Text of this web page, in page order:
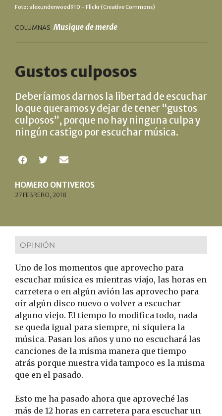
Foto: alexunderwood910 - Flickr (Creative Commons)
COLUMNAS Musique de merde
Gustos culposos
Deberíamos darnos la libertad de escuchar
lo que queramos y dejar de tener “gustos
culposos”, porque no hay ninguna culpa y
ningún castigo por escuchar música.
HOMERO ONTIVEROS
27 FEBRERO, 2018
OPINIÓN
Uno de los momentos que aprovecho para
escuchar música es mientras viajo, las horas en
carretera o en algún avión las aprovecho para
oír algún disco nuevo o volver a escuchar
alguno viejo. El tiempo lo modifica todo, nada
se queda igual para siempre, ni siquiera la
música. Pasan los años y uno no escuchará las
canciones de la misma manera que tiempo
atrás porque nuestra vida tampoco es la misma
que en el pasado.
Esto me ha pasado ahora que aproveché las
más de 12 horas en carretera para escuchar un